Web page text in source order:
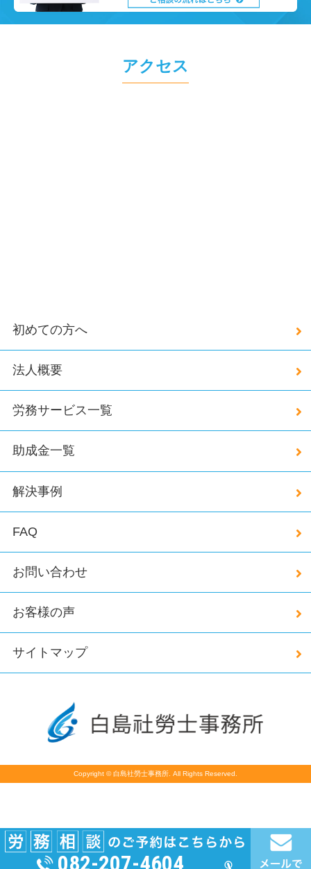
アクセス
初めての方へ
法人概要
労務サービス一覧
助成金一覧
解決事例
FAQ
お問い合わせ
お客様の声
サイトマップ
Copyright © 白島社勞士事務所. All Rights Reserved.
082-207-4604